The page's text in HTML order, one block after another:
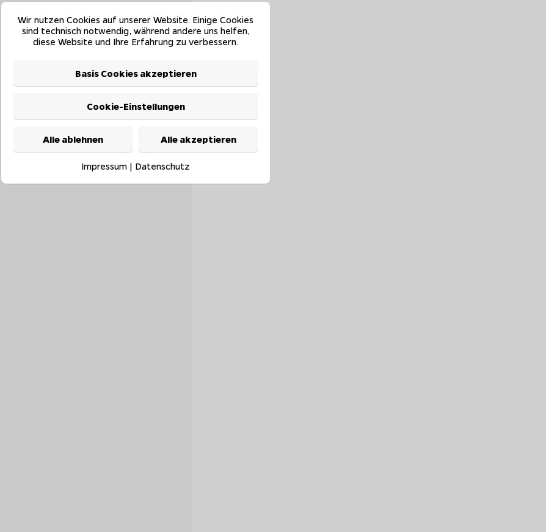
Wir nutzen Cookies auf unserer Website. Einige Cookies
sind technisch notwendig, während andere uns helfen,
diese Website und Ihre Erfahrung zu verbessern.
Basis Cookies akzeptieren
Cookie-Einstellungen
Alle ablehnen Alle akzeptieren
Impressum | Datenschutz